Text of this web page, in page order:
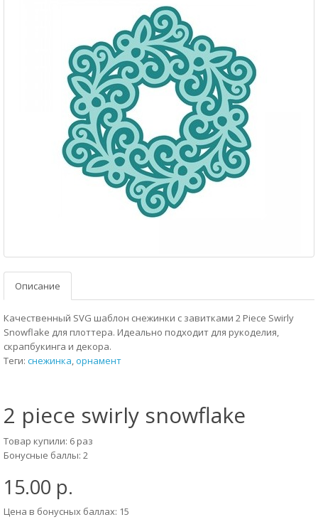
Описание
Качественный SVG шаблон снежинки с завитками 2 Piece Swirly
Snowflake для плоттера. Идеально подходит для рукоделия,
скрапбукинга и декора.
Теги: снежинка,орнамент
2 piece swirly snowflake
Товар купили: 6 раз
Бонусные баллы: 2
15.00 р.
Цена в бонусных баллах: 15